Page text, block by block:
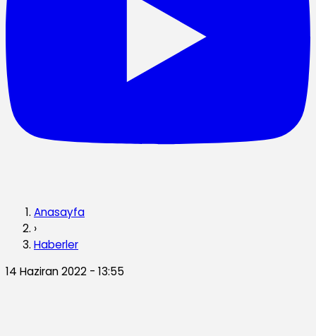
Anasayfa
›
Haberler
14 Haziran 2022 - 13:55